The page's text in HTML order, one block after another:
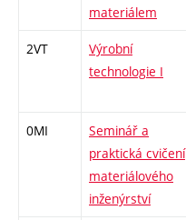
materiálem
2VT
Výrobní
technologie I
0MI
Seminář a
praktická cvičení
materiálového
inženýrství